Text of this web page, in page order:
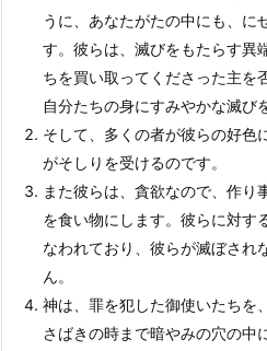
うに、あなたがたの中にも、に
す。彼らは、滅びをもたらす異
ちを買い取ってくださった主を
自分たちの身にすみやかな滅び
そして、多くの者が彼らの好色
がそしりを受けるのです。
また彼らは、貪欲なので、作り
を食い物にします。彼らに対す
なわれており、彼らが滅ぼされ
ん。
神は、罪を犯した御使いたちを
さばきの時まで暗やみの穴の中